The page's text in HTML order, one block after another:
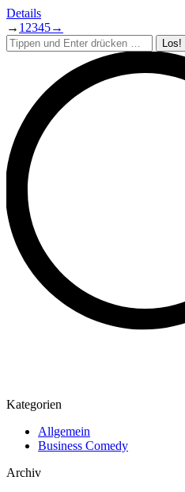
Details
→ 1 2345→
Search:
Kategorien
Allgemein
Business Comedy
Archiv